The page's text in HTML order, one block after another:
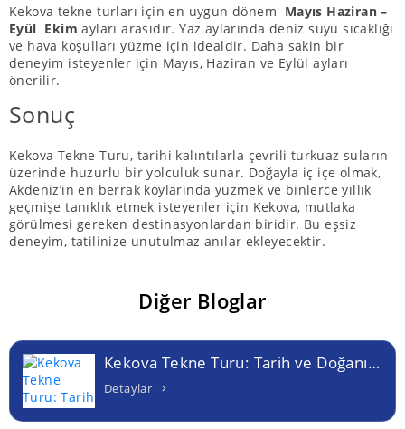
Kekova tekne turları için en uygun dönem Mayıs Haziran –
Eyül Ekim ayları arasıdır. Yaz aylarında deniz suyu sıcaklığı
ve hava koşulları yüzme için idealdir. Daha sakin bir
deneyim isteyenler için Mayıs, Haziran ve Eylül ayları
önerilir.
Sonuç
Kekova Tekne Turu, tarihi kalıntılarla çevrili turkuaz suların
üzerinde huzurlu bir yolculuk sunar. Doğayla iç içe olmak,
Akdeniz’in en berrak koylarında yüzmek ve binlerce yıllık
geçmişe tanıklık etmek isteyenler için Kekova, mutlaka
görülmesi gereken destinasyonlardan biridir. Bu eşsiz
deneyim, tatilinize unutulmaz anılar ekleyecektir.
Diğer Bloglar
Kekova Tekne Turu: Tarih ve Doğanın Büyüleyici Buluşması
Detaylar